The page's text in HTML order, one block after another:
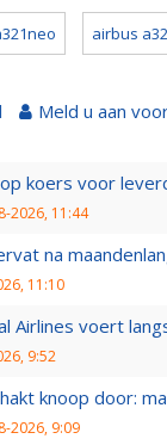
airbus
Meld u aan
koers voor
2026, 11:44
na
11:10
Airlines voert
9:52
hakt knoop door:
2026, 9:09